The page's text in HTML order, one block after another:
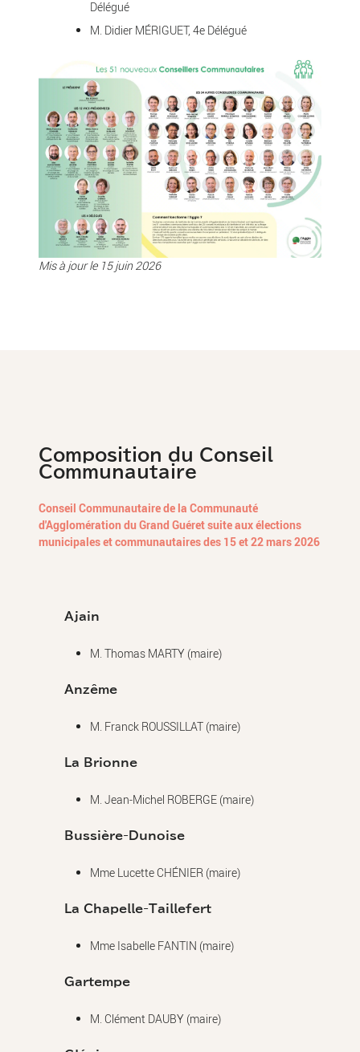
Délégué
M. Didier MÉRIGUET, 4e Délégué
Mis à jour le 15 juin 2026
Composition du Conseil
Communautaire
Conseil Communautaire de la Communauté
d'Agglomération du Grand Guéret suite aux élections
municipales et communautaires des 15 et 22 mars 2026
Ajain
M. Thomas MARTY (maire)
Anzême
M. Franck ROUSSILLAT (maire)
La Brionne
M. Jean-Michel ROBERGE (maire)
Bussière-Dunoise
Mme Lucette CHÉNIER (maire)
La Chapelle-Taillefert
Mme Isabelle FANTIN (maire)
Gartempe
M. Clément DAUBY (maire)